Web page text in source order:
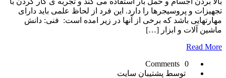
تجهیزات و پروسیجرها را دارد. این فرد از لحاظ علمی باید دارای
مهارتهایی باشد که برخی از آنها در زیر امده است: فنی: دانش
ماشین آلات و ابزار […]
Read More
0 Comments
توسط پشتیبان سایت